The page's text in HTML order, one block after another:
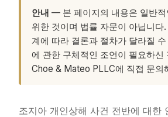
안내 — 본 페이지의 내용은 일반적
위한 것이며 법률 자문이 아닙니다
계에 따라 결론과 절차가 달라질
에 관한 구체적인 조언이 필요하신
Choe & Mateo PLLC에 직접 문의
조지아 개인상해 사건 전반에 대한